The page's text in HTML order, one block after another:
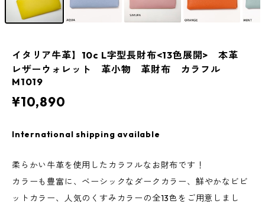
イタリア牛革】10c L字型長財布<13色展開> 本革
レザーウォレット 革小物 革財布 カラフル
M1019
¥10,890
International shipping available
柔らかい牛革を使用したカラフルなお財布です！
カラーも豊富に、ベーシックなダークカラー、鮮やかなビビ
ットカラー、人気のくすみカラーの全13色をご用意しまし